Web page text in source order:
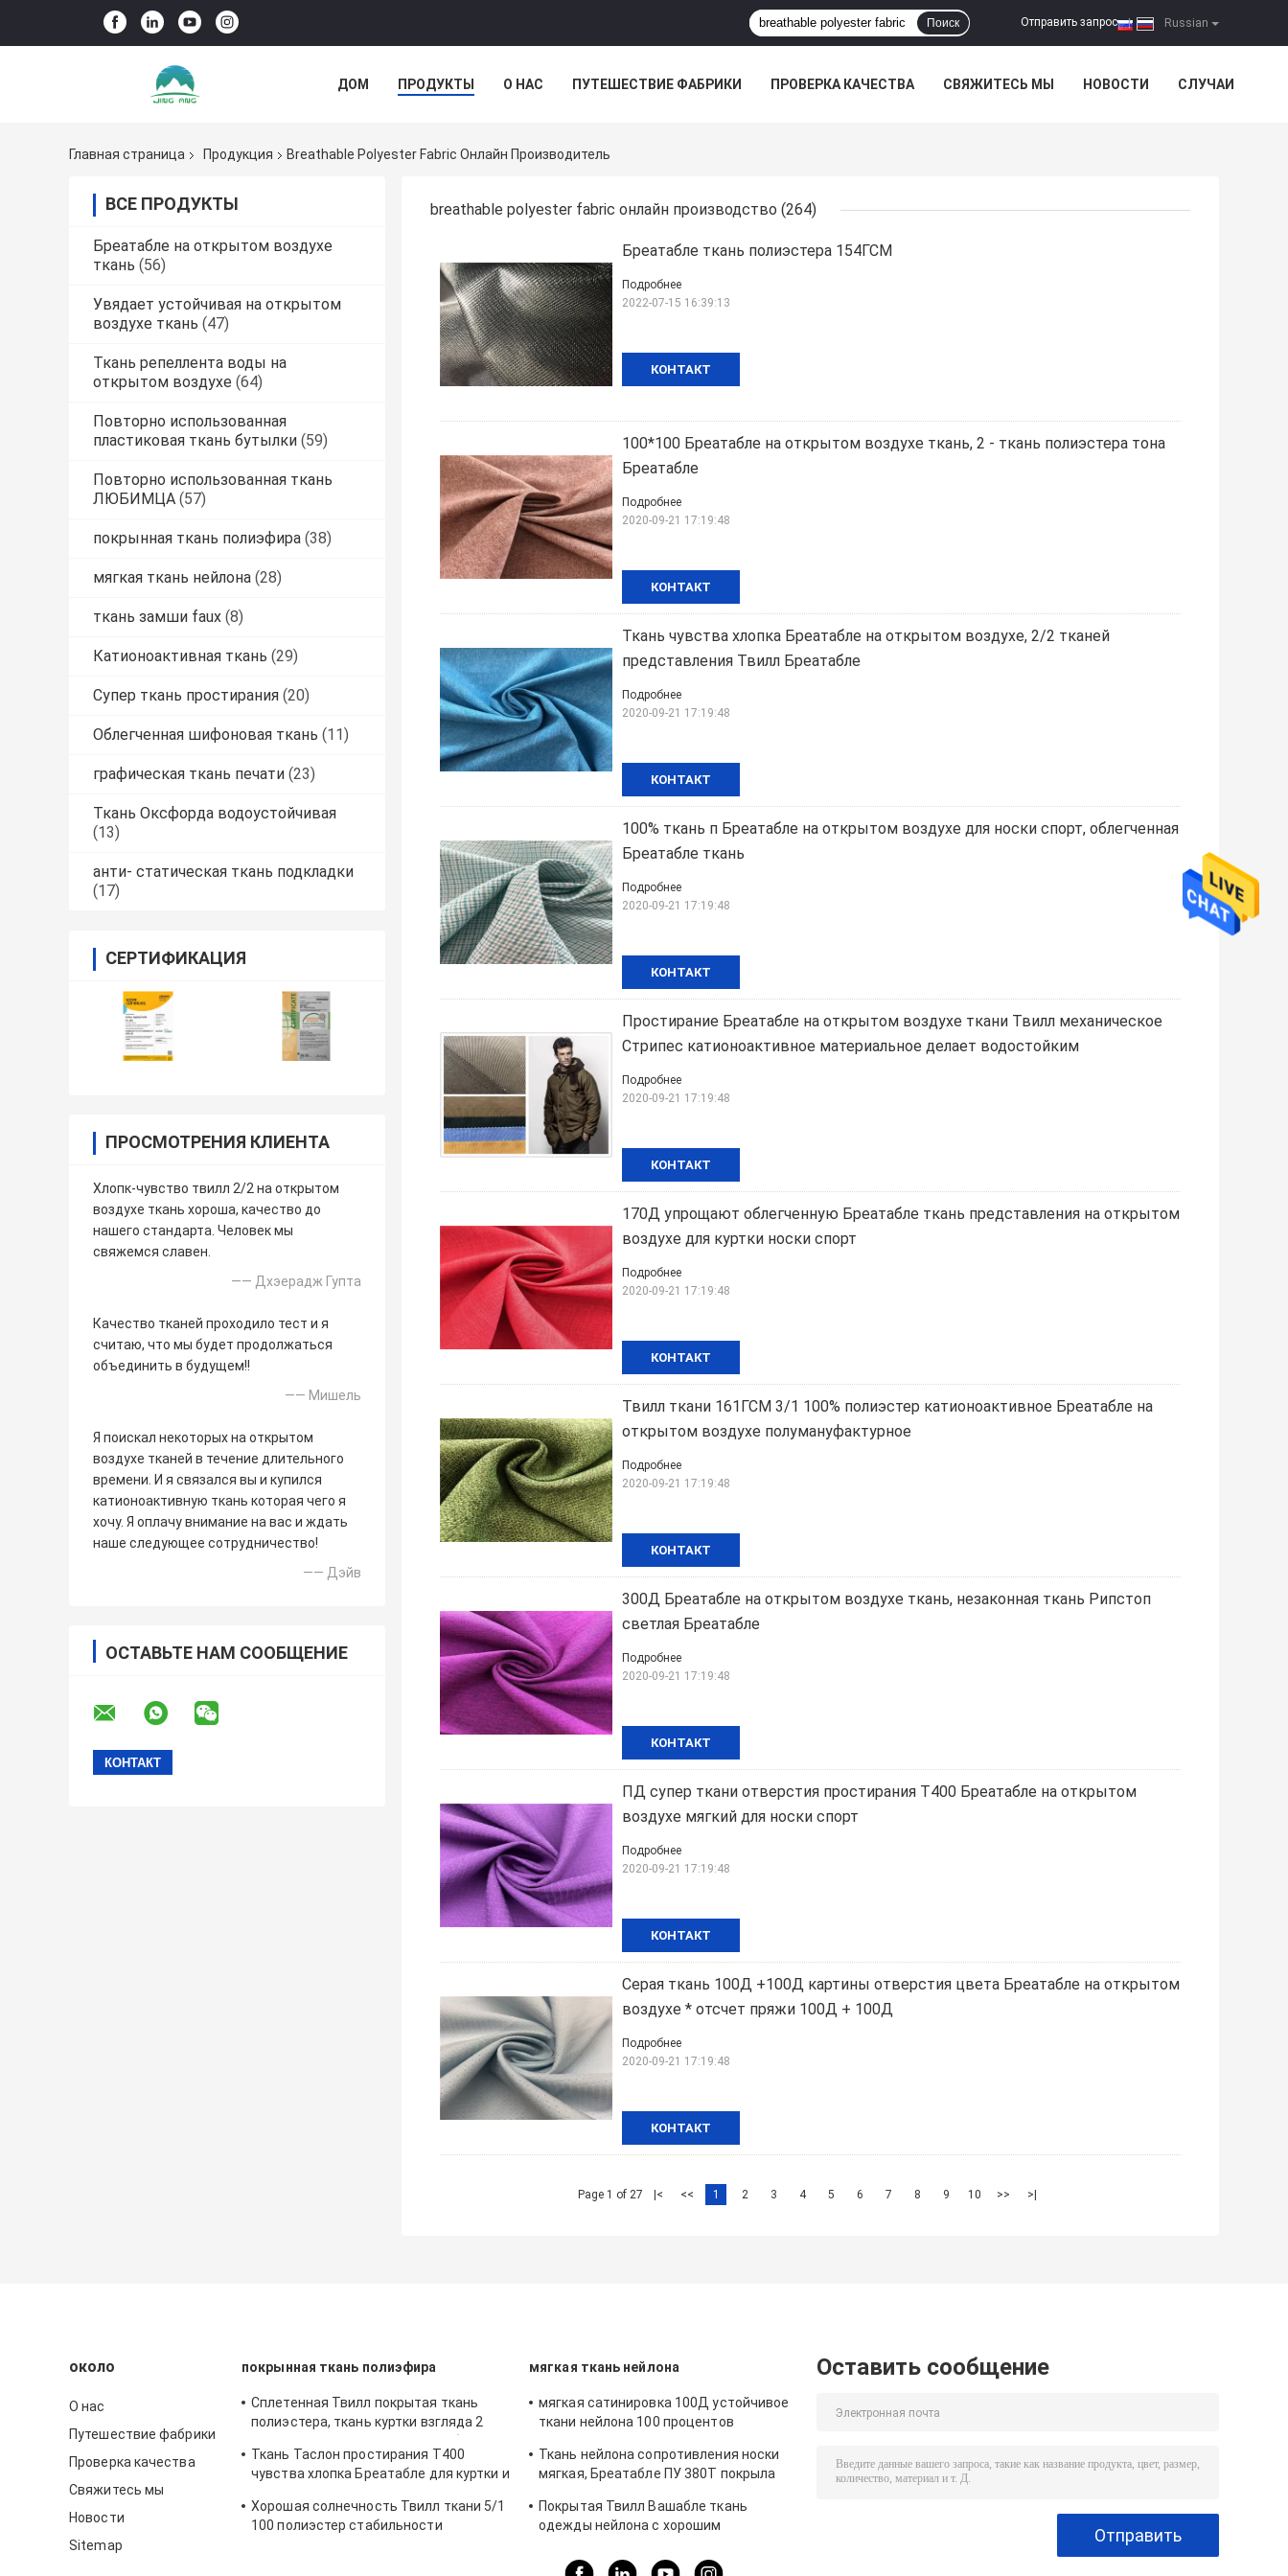
Russian
Отправить запрос |
Поиск
ДОМ ПРОДУКТЫ О НАС ПУТЕШЕСТВИЕ ФАБРИКИ ПРОВЕРКА КАЧЕСТВА СВЯЖИТЕСЬ МЫ НОВОСТИ СЛУЧАИ
Главная страница
Продукция Breathable Polyester Fabric Онлайн Производитель
ВСЕ ПРОДУКТЫ
Бреатабле на открытом воздухе
ткань (56)
Увядает устойчивая на открытом
воздухе ткань (47)
Ткань репеллента воды на
открытом воздухе (64)
Повторно использованная
пластиковая ткань бутылки (59)
Повторно использованная ткань
ЛЮБИМЦА (57)
покрынная ткань полиэфира (38)
мягкая ткань нейлона (28)
ткань замши faux (8)
Катионоактивная ткань (29)
Супер ткань простирания (20)
Облегченная шифоновая ткань (11)
графическая ткань печати (23)
Ткань Оксфорда водоустойчивая
(13)
анти- статическая ткань подкладки
(17)
СЕРТИФИКАЦИЯ
ПРОСМОТРЕНИЯ КЛИЕНТА
Хлопк-чувство твилл 2/2 на открытом
воздухе ткань хороша, качество до
нашего стандарта. Человек мы
свяжемся славен.
—— Дхэерадж Гупта
Качество тканей проходило тест и я
считаю, что мы будет продолжаться
объединить в будущем!!
—— Мишель
Я поискал некоторых на открытом
воздухе тканей в течение длительного
времени. И я связался вы и купился
катионоактивную ткань которая чего я
хочу. Я оплачу внимание на вас и ждать
наше следующее сотрудничество!
—— Дэйв
ОСТАВЬТЕ НАМ СООБЩЕНИЕ
breathable polyester fabric онлайн производство (264)
Бреатабле ткань полиэстера 154ГСМ
КОНТАКТ
Подробнее
2022-07-15 16:39:13
100*100 Бреатабле на открытом воздухе ткань, 2 - ткань полиэстера тона
Бреатабле
КОНТАКТ
Подробнее
2020-09-21 17:19:48
Ткань чувства хлопка Бреатабле на открытом воздухе, 2/2 тканей
представления Твилл Бреатабле
КОНТАКТ
Подробнее
2020-09-21 17:19:48
100% ткань п Бреатабле на открытом воздухе для носки спорт, облегченная
Бреатабле ткань
КОНТАКТ
Подробнее
2020-09-21 17:19:48
Простирание Бреатабле на открытом воздухе ткани Твилл механическое
Стрипес катионоактивное материальное делает водостойким
КОНТАКТ
Подробнее
2020-09-21 17:19:48
170Д упрощают облегченную Бреатабле ткань представления на открытом
воздухе для куртки носки спорт
КОНТАКТ
Подробнее
2020-09-21 17:19:48
Твилл ткани 161ГСМ 3/1 100% полиэстер катионоактивное Бреатабле на
открытом воздухе полумануфактурное
КОНТАКТ
Подробнее
2020-09-21 17:19:48
300Д Бреатабле на открытом воздухе ткань, незаконная ткань Рипстоп
светлая Бреатабле
КОНТАКТ
Подробнее
2020-09-21 17:19:48
ПД супер ткани отверстия простирания Т400 Бреатабле на открытом
воздухе мягкий для носки спорт
КОНТАКТ
Подробнее
2020-09-21 17:19:48
Серая ткань 100Д +100Д картины отверстия цвета Бреатабле на открытом
воздухе * отсчет пряжи 100Д + 100Д
КОНТАКТ
Подробнее
2020-09-21 17:19:48
Page 1 of 27 |< << 1 2 3 4 5 6 7 8 9 10 >> >|
около
О нас
Путешествие фабрики
Проверка качества
Свяжитесь мы
Новости
Sitemap
покрынная ткань полиэфира
Сплетенная Твилл покрытая ткань
полиэстера, ткань куртки взгляда 2
Ткань Таслон простирания Т400
чувства хлопка Бреатабле для куртки и
Хорошая солнечность Твилл ткани 5/1
100 полиэстер стабильности
мягкая ткань нейлона
мягкая сатинировка 100Д устойчивое
ткани нейлона 100 процентов
Ткань нейлона сопротивления носки
мягкая, Бреатабле ПУ 380Т покрыла
Покрытая Твилл Вашабле ткань
одежды нейлона с хорошим
Оставить сообщение